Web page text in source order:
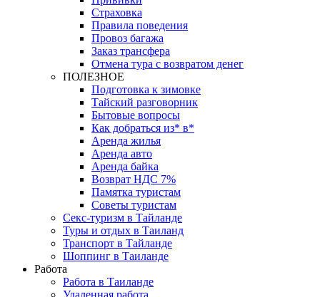
Страховка
Правила поведения
Провоз багажа
Заказ трансфера
Отмена тура с возвратом денег
ПОЛЕЗНОЕ
Подготовка к зимовке
Тайский разговорник
Бытовые вопросы
Как добраться из* в*
Аренда жилья
Аренда авто
Аренда байка
Возврат НДС 7%
Памятка туристам
Советы туристам
Секс-туризм в Тайланде
Туры и отдых в Таиланд
Транспорт в Тайланде
Шоппинг в Таиланде
Работа
Работа в Таиланде
Удаленная работа